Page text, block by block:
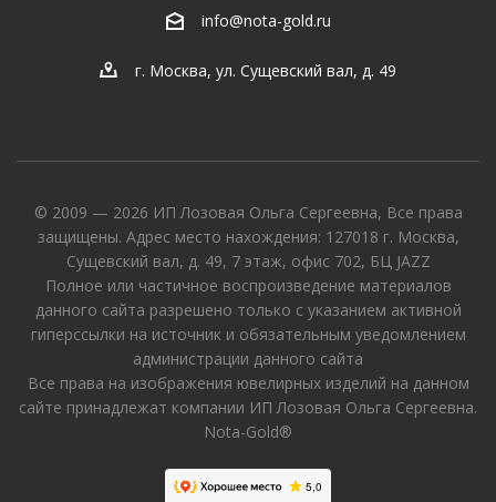
info@nota-gold.ru
г. Москва, ул. Сущевский вал, д. 49
© 2009 — 2026 ИП Лозовая Ольга Сергеевна, Все права
защищены. Адрес место нахождения: 127018 г. Москва,
Сущевский вал, д. 49, 7 этаж, офис 702, БЦ JAZZ
Полное или частичное воспроизведение материалов
данного сайта разрешено только с указанием активной
гиперссылки на источник и обязательным уведомлением
администрации данного сайта
Все права на изображения ювелирных изделий на данном
сайте принадлежат компании ИП Лозовая Ольга Сергеевна.
Nota-Gold®